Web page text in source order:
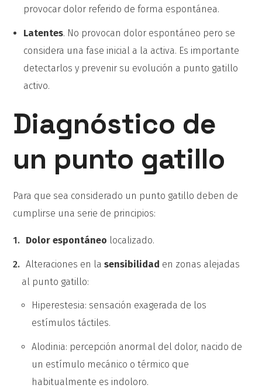
provocar dolor referido de forma espontánea.
Latentes. No provocan dolor espontáneo pero se
considera una fase inicial a la activa. Es importante
detectarlos y prevenir su evolución a punto gatillo
activo.
Diagnóstico de
un punto gatillo
Para que sea considerado un punto gatillo deben de
cumplirse una serie de principios:
Dolor espontáneo localizado.
Alteraciones en lasensibilidad en zonas alejadas
al punto gatillo:
Hiperestesia: sensación exagerada de los
estímulos táctiles.
Alodinia: percepción anormal del dolor, nacido de
un estímulo mecánico o térmico que
habitualmente es indoloro.